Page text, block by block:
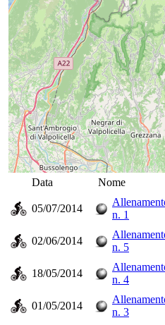
Data Nome
05/07/2014
n. 1
02/06/2014
n. 5
18/05/2014
n. 4
01/05/2014
n. 3